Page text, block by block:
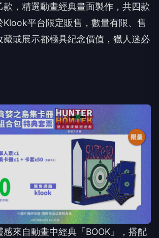
款，精選動畫經典畫面製作，共四款
Klook平台限定販售，數量有限、售
藏或展示都極具紀念價值，獵人迷必
來自動畫中經典「BOOK」，搭配